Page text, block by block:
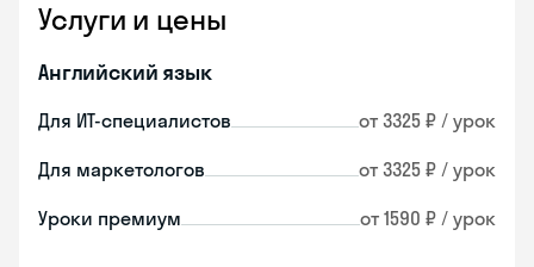
Услуги и цены
Английский язык
Для ИТ-специалистов от 3325 ₽ / урок
Для маркетологов от 3325 ₽ / урок
Уроки премиум от 1590 ₽ / урок